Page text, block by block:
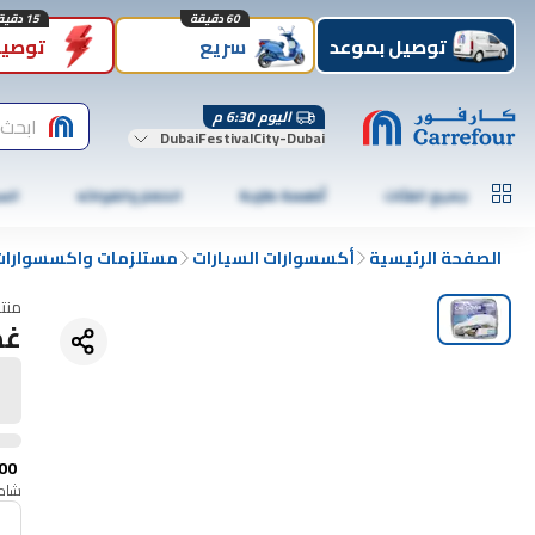
توصيل بموعد سريع
60 دقيقة 15 دقيقة
اليوم 6:30 م
DubaiFestivalCity-Dubai
جميع الفئات أطعمة طازجة الخضار والفواكه
الصفحة الرئيسية أكسسوارات السيارات مستلزمات